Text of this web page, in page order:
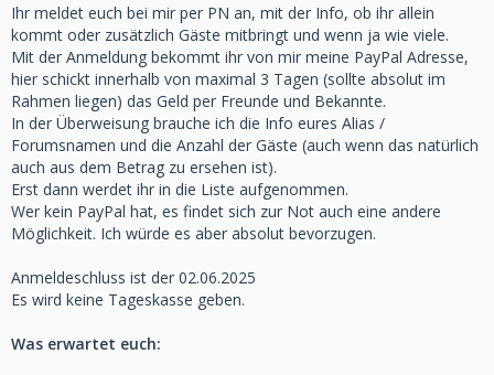
Ihr meldet euch bei mir per PN an, mit der Info, ob ihr allein
kommt oder zusätzlich Gäste mitbringt und wenn ja wie viele.
Mit der Anmeldung bekommt ihr von mir meine PayPal Adresse,
hier schickt innerhalb von maximal 3 Tagen (sollte absolut im
Rahmen liegen) das Geld per Freunde und Bekannte.
In der Überweisung brauche ich die Info eures Alias /
Forumsnamen und die Anzahl der Gäste (auch wenn das natürlich
auch aus dem Betrag zu ersehen ist).
Erst dann werdet ihr in die Liste aufgenommen.
Wer kein PayPal hat, es findet sich zur Not auch eine andere
Möglichkeit. Ich würde es aber absolut bevorzugen.
Anmeldeschluss ist der 02.06.2025
Es wird keine Tageskasse geben.
Was erwartet euch: